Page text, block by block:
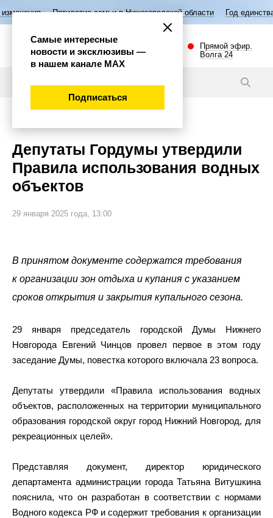
Пятилетие семьи в Нижегородской области Год единства народов
Прямой эфир.
Волга 24
Депутаты Гордумы утвердили
Правила использования водных
объектов
29 января 2025 года, 13:00
В принятом документе содержатся требования
к организации зон отдыха и купания с указанием
сроков открытия и закрытия купального сезона.
29 января председатель городской Думы Нижнего
Новгорода Евгений Чинцов провел первое в этом году
заседание Думы, повестка которого включала 23 вопроса.
Депутаты утвердили «Правила использования водных
объектов, расположенных на территории муниципального
образования городской округ город Нижний Новгород, для
рекреационных целей».
Представляя документ, директор юридического
департамента администрации города Татьяна Витушкина
пояснила, что он разработан в соответствии с нормами
Водного кодекса РФ и содержит требования к организации
Самые интересные
новости и эксклюзивы —
в нашем канале МАХ
Подписаться